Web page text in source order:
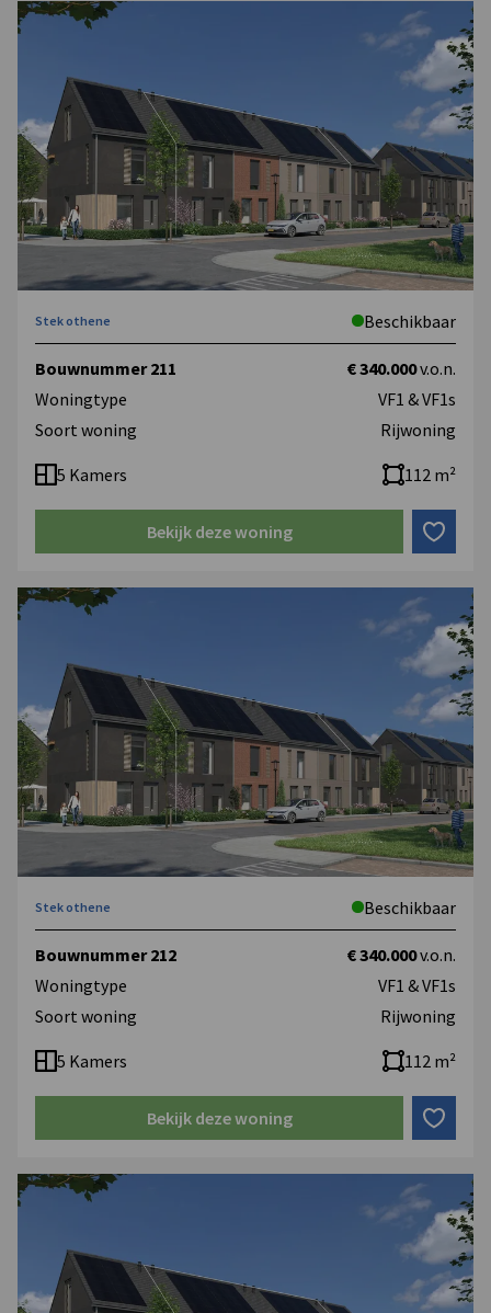
Stek othene Beschikbaar
Bouwnummer 211 € 340.000v.o.n.
Woningtype
VF1 & VF1s
Soort woning
Rijwoning
5 Kamers 112 m²
Bekijk deze woning
Stek othene Beschikbaar
Bouwnummer 212 € 340.000v.o.n.
Woningtype
VF1 & VF1s
Soort woning
Rijwoning
5 Kamers 112 m²
Bekijk deze woning